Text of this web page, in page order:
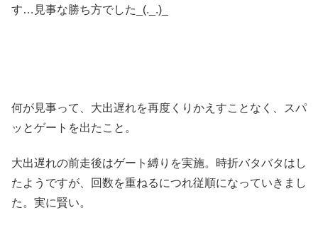
す…見事な勝ち方でした_(._.)_
何が見事って、大出遅れを再度くりかえすことなく、スパ
ッとゲートを出たこと。
大出遅れの前走後はゲート縛りを実施。時折バタバタはし
たようですが、回数を重ねるにつれ従順になっていきまし
た。実に賢い。